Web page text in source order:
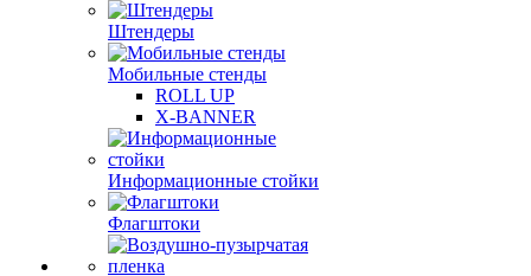
Штендеры
Мобильные стенды
ROLL UP
X-BANNER
Информационные стойки
Флагштоки